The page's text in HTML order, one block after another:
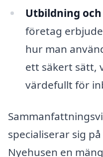
Utbildning
företag
hur man
ett säkert sätt,
värdefullt för
specialiserar sig
Nyehusen en